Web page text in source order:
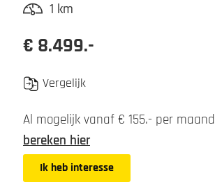
1 km
€ 8.499.-
Vergelijk
Al mogelijk vanaf € 155.- per maand
bereken hier
Ik heb interesse